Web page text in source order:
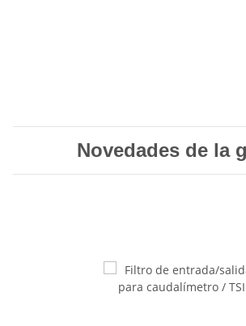
Novedades de la